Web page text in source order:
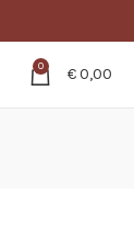
0 €0,00